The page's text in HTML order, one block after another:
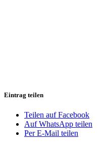
Eintrag teilen
Teilen auf Facebook
Auf WhatsApp teilen
Per E-Mail teilen